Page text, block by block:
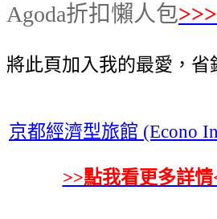
Agoda折扣懶人包
將此頁加入我的最愛，省
京都經濟型旅館 (Econo
>>點我看更多詳情